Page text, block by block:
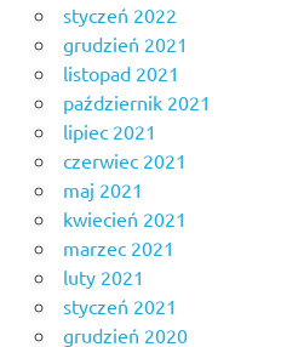
styczeń 2022
grudzień 2021
listopad 2021
październik 2021
lipiec 2021
czerwiec 2021
maj 2021
kwiecień 2021
marzec 2021
luty 2021
styczeń 2021
grudzień 2020